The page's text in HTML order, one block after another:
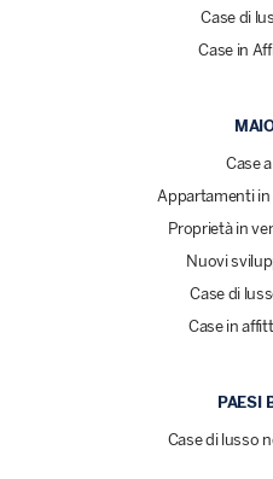
Case di
Case in
Case
Appartamenti
Proprietà in
Nuovi
Case di
Case in
PAESI
Case di lusso